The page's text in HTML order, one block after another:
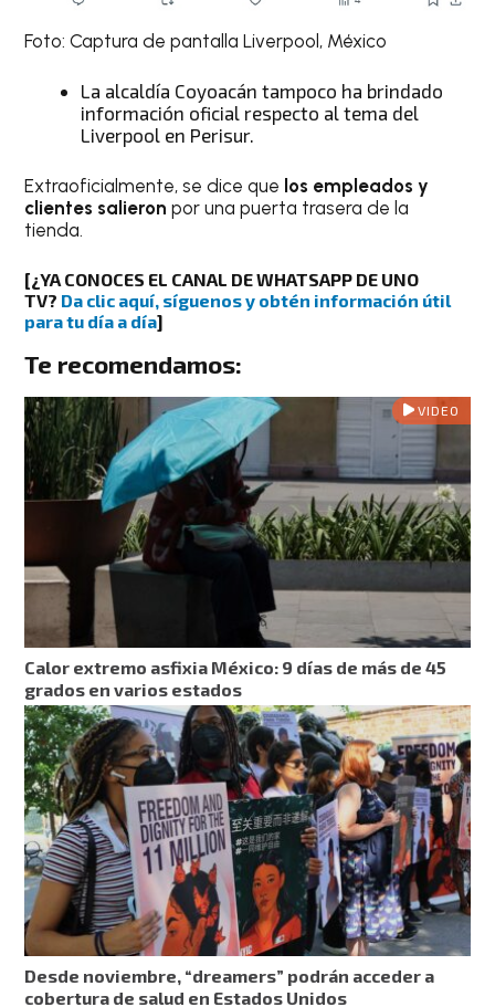
Foto: Captura de pantalla Liverpool, México
La alcaldía Coyoacán tampoco ha brindado
información oficial respecto al tema del
Liverpool en Perisur.
Extraoficialmente, se dice que los empleados y
clientes salieron por una puerta trasera de la
tienda.
[¿YA CONOCES EL CANAL DE WHATSAPP DE UNO
TV? Da clic aquí, síguenos y obtén información útil
para tu día a día]
Te recomendamos:
VIDEO
Calor extremo asfixia México: 9 días de más de 45
grados en varios estados
Desde noviembre, “dreamers” podrán acceder a
cobertura de salud en Estados Unidos